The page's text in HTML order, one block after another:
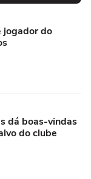
jogador do
dá boas-vindas
do clube